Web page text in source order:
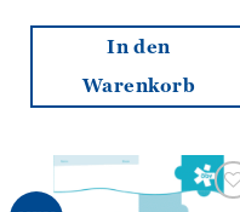
In den
Warenkorb